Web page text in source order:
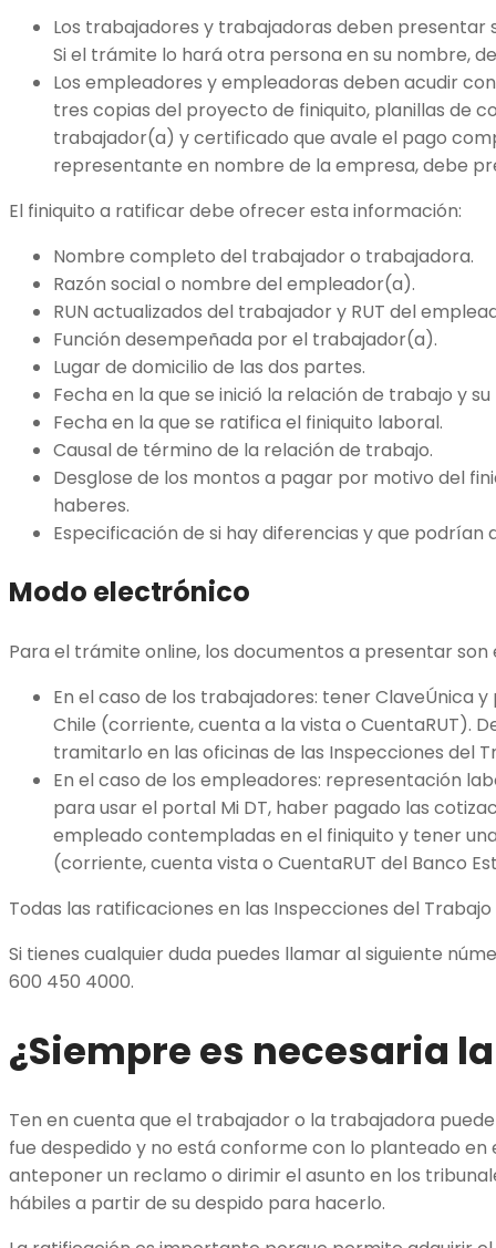
Los trabajadores y trabajadoras deben presentar
Si el trámite lo hará otra persona en su nombre,
Los empleadores y empleadoras deben acudir
tres copias del proyecto de finiquito, planillas de
trabajador(a) y certificado que avale el pago
representante en nombre de la empresa, debe
El finiquito a ratificar debe ofrecer esta información:
Nombre completo del trabajador o trabajadora.
Razón social o nombre del empleador(a).
RUN actualizados del trabajador y RUT del
Función desempeñada por el trabajador(a).
Lugar de domicilio de las dos partes.
Fecha en la que se inició la relación de trabajo y
Fecha en la que se ratifica el finiquito laboral.
Causal de término de la relación de trabajo.
Desglose de los montos a pagar por motivo del
haberes.
Especificación de si hay diferencias y que podrían
Modo electrónico
Para el trámite online, los documentos a presentar son
En el caso de los trabajadores: tener ClaveÚnica
Chile (corriente, cuenta a la vista o CuentaRUT).
tramitarlo en las oficinas de las Inspecciones del
En el caso de los empleadores: representación
para usar el portal Mi DT, haber pagado las
empleado contempladas en el finiquito y tener
(corriente, cuenta vista o CuentaRUT del Banco
Todas las ratificaciones en las Inspecciones del
Si tienes cualquier duda puedes llamar al siguiente
600 450 4000.
¿Siempre es necesaria
Ten en cuenta que el trabajador o la trabajadora
fue despedido y no está conforme con lo planteado en
anteponer un reclamo o dirimir el asunto en los
hábiles a partir de su despido para hacerlo.